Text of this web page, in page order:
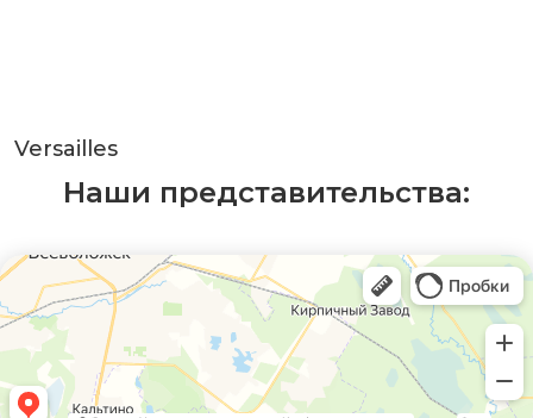
Versailles
Наши представительства: